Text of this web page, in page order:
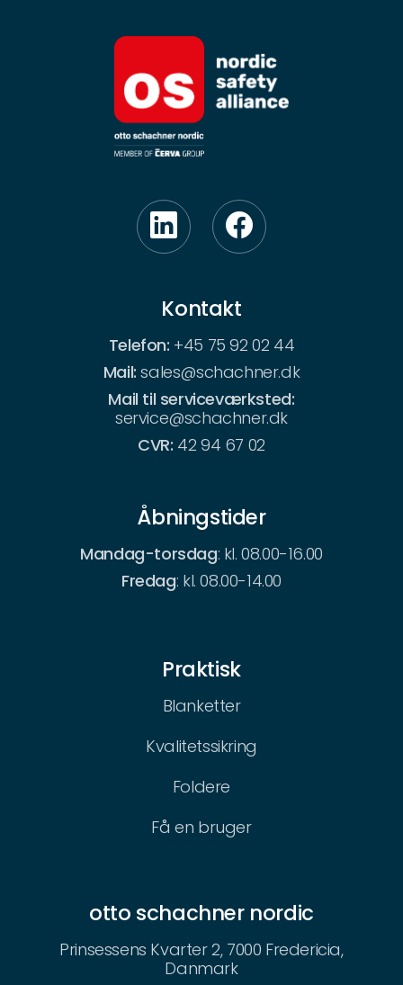
Kontakt
Telefon: +45 75 92 02 44
Mail:sales@schachner.dk
Mail til serviceværksted:
service@schachner.dk
CVR: 42 94 67 02
Åbningstider
Mandag-torsdag: kl. 08.00-16.00
Fredag: kl. 08.00-14.00
Praktisk
Blanketter
Kvalitetssikring
Foldere
Få en bruger
otto schachner nordic
Prinsessens Kvarter 2, 7000 Fredericia,
Danmark